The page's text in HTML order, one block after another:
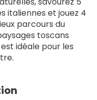
italiennes et jouez 4
parcours du
toscans
idéale pour les